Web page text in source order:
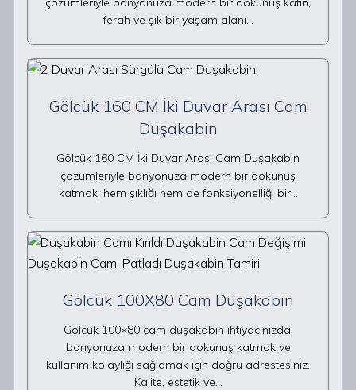
ferah ve şık bir yaşam alanı…
Gölcük 160 CM İki Duvar Arası Cam
Duşakabin
Gölcük 160 CM İki Duvar Arası Cam Duşakabin
çözümleriyle banyonuza modern bir dokunuş
katmak, hem şıklığı hem de fonksiyonelliği bir…
Gölcük 100X80 Cam Duşakabin
Gölcük 100×80 cam duşakabin ihtiyacınızda,
banyonuza modern bir dokunuş katmak ve
kullanım kolaylığı sağlamak için doğru adrestesiniz.
Kalite, estetik ve…